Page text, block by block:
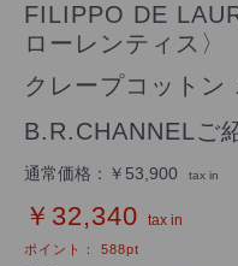
FILIPPO DE
ローレンティス〉
クレープコットン
B.R.CHANNELご
通常価格： ￥53,900 tax in
￥32,340 tax in
ポイント： 588pt